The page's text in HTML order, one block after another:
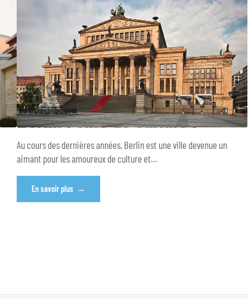
Berlin : ville de culture !
Au cours des dernières années, Berlin est une ville devenue un
aimant pour les amoureux de culture et…
En savoir plus